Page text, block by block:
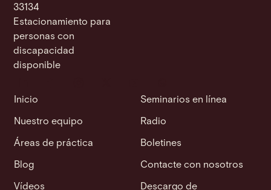
33134
Estacionamiento para
personas con
discapacidad
disponible
Inicio
Nuestro equipo
Áreas de práctica
Blog
Vídeos
Seminarios en línea
Radio
Boletines
Contacte con nosotros
Descargo de